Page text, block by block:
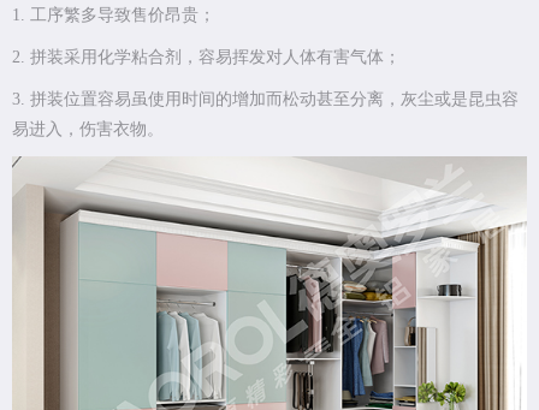
1. 工序繁多导致售价昂贵；
2. 拼装采用化学粘合剂，容易挥发对人体有害气体；
3. 拼装位置容易虽使用时间的增加而松动甚至分离，灰尘或是昆虫容
易进入，伤害衣物。